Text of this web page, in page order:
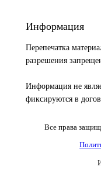
Информация
Перепечатка
разрешения
Информация не
фиксируются в
Все права